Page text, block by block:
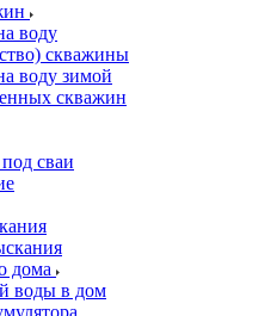
воду
скважины
воду зимой
скважин
сваи
дома
воды в дом